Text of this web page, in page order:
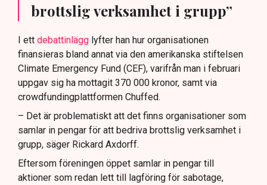
brottslig verksamhet i grupp”
I ett debattinlägg lyfter han hur organisationen
finansieras bland annat via den amerikanska stiftelsen
Climate Emergency Fund (CEF), varifrån man i februari
uppgav sig ha mottagit 370 000 kronor, samt via
crowdfundingplattformen Chuffed.
– Det är problematiskt att det finns organisationer som
samlar in pengar för att bedriva brottslig verksamhet i
grupp, säger Rickard Axdorff.
Eftersom föreningen öppet samlar in pengar till
aktioner som redan lett till lagföring för sabotage,